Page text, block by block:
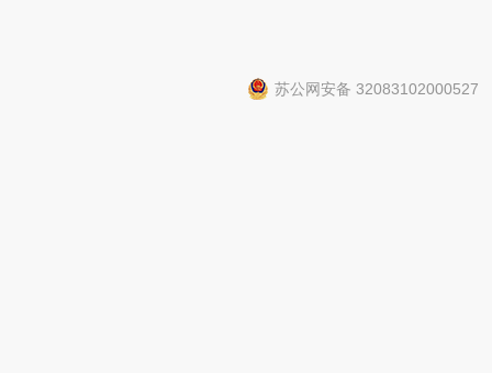
苏公网安备 32083102000527